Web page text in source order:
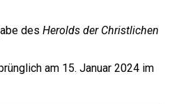
des Herolds der Christlichen
am 15. Januar 2024 im